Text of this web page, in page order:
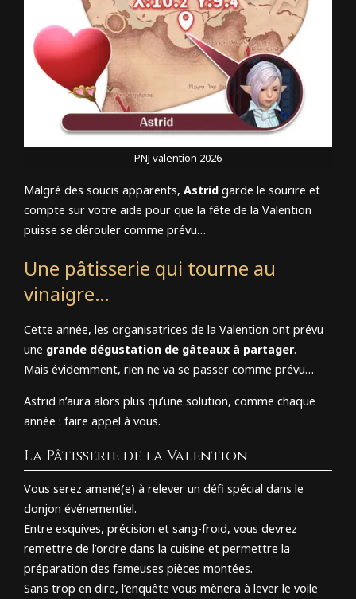
PNJ valention 2026
Malgré des soucis apparents, Astrid garde le sourire et
compte sur votre aide pour que la fête de la Valention
puisse se dérouler comme prévu…
Une pâtisserie qui tourne au
vinaigre…
Cette année, les organisatrices de la Valention ont prévu
une grande dégustation de gâteaux à partager.
Mais évidemment, rien ne va se passer comme prévu…
Astrid n’aura alors plus qu’une solution, comme chaque
année : faire appel à vous.
La Pâtisserie de la Valention
Vous serez amené(e) à relever un défi spécial dans le
donjon événementiel.
Entre esquives, précision et sang-froid, vous devrez
remettre de l’ordre dans la cuisine et permettre la
préparation des fameuses pièces montées.
Sans trop en dire, l’enquête vous mènera à lever le voile